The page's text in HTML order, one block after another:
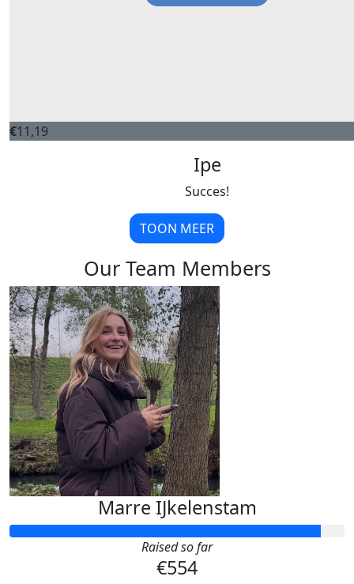
€11,19
Ipe
Succes!
TOON MEER
Our Team Members
Marre IJkelenstam
Raised so far
€554